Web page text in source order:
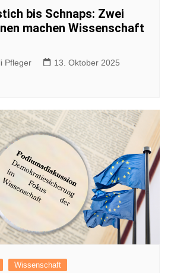
bis Schnaps: Zwei
machen Wissenschaft
Pfleger
13. Oktober 2025
Wissenschaft